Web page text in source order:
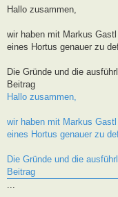
r
Hallo zusammen,
wir haben mit Markus
eines Hortus genauer zu
Die Gründe und die
Beitrag
Hallo zusammen,
wir haben mit Markus
eines Hortus genauer zu
Die Gründe und die
Beitrag